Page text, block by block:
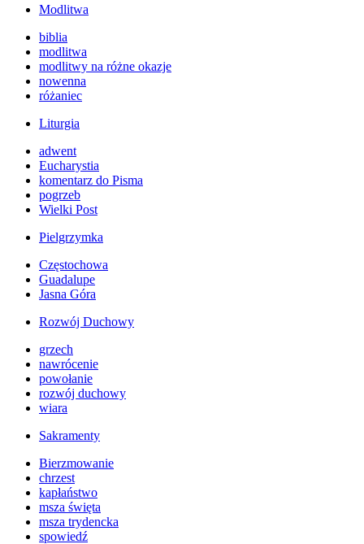
Modlitwa
biblia
modlitwa
modlitwy na różne okazje
nowenna
różaniec
Liturgia
adwent
Eucharystia
komentarz do Pisma
pogrzeb
Wielki Post
Pielgrzymka
Częstochowa
Guadalupe
Jasna Góra
Rozwój Duchowy
grzech
nawrócenie
powołanie
rozwój duchowy
wiara
Sakramenty
Bierzmowanie
chrzest
kapłaństwo
msza święta
msza trydencka
spowiedź